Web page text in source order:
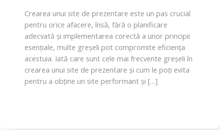
Crearea unui site de prezentare este un pas crucial
pentru orice afacere, însă, fără o planificare
adecvată și implementarea corectă a unor principii
esențiale, multe greșeli pot compromite eficiența
acestuia. Iată care sunt cele mai frecvente greșeli în
crearea unui site de prezentare și cum le poți evita
pentru a obține un site performant și […]